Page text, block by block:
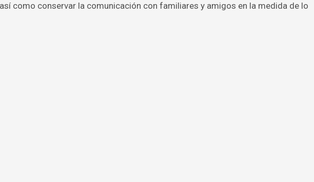
como conservar la comunicación con familiares y amigos en la medida de lo